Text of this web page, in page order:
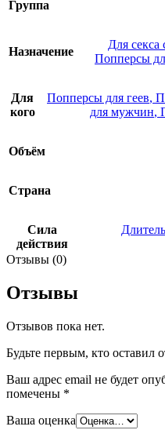
Группа
Назначение
Для секса
Попперсы
Для
кого
Попперсы для геев,
для мужчин,
Объём
Страна
Сила
действия
Отзывы (0)
Отзывы
Отзывов пока нет.
Будьте первым, кто оставил
Ваш адрес email не будет
помечены *
Ваша оценка